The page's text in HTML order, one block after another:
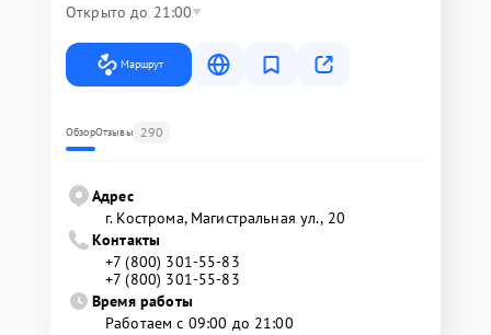
Открыто до 21:00
Маршрут
ОбзорОтзывы 290
Адрес
г. Кострома, Магистральная ул., 20
Контакты
+7 (800) 301-55-83
+7 (800) 301-55-83
Время работы
Работаем с 09:00 до 21:00